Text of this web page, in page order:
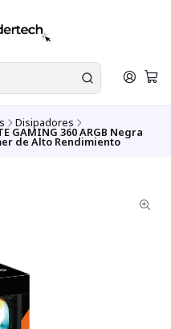
Disipadores
GAMING 360 ARGB Negra
de Alto Rendimiento